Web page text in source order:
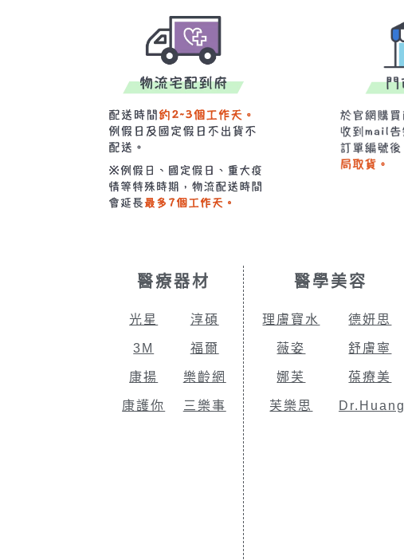
醫療器材
光星
3M
康揚
康護你
淳碩
福爾
樂齡網
三樂事
醫學美容
理膚寶水
薇姿
娜芙
芙樂思
德妍思
舒膚寧
葆療美
Dr.Huang